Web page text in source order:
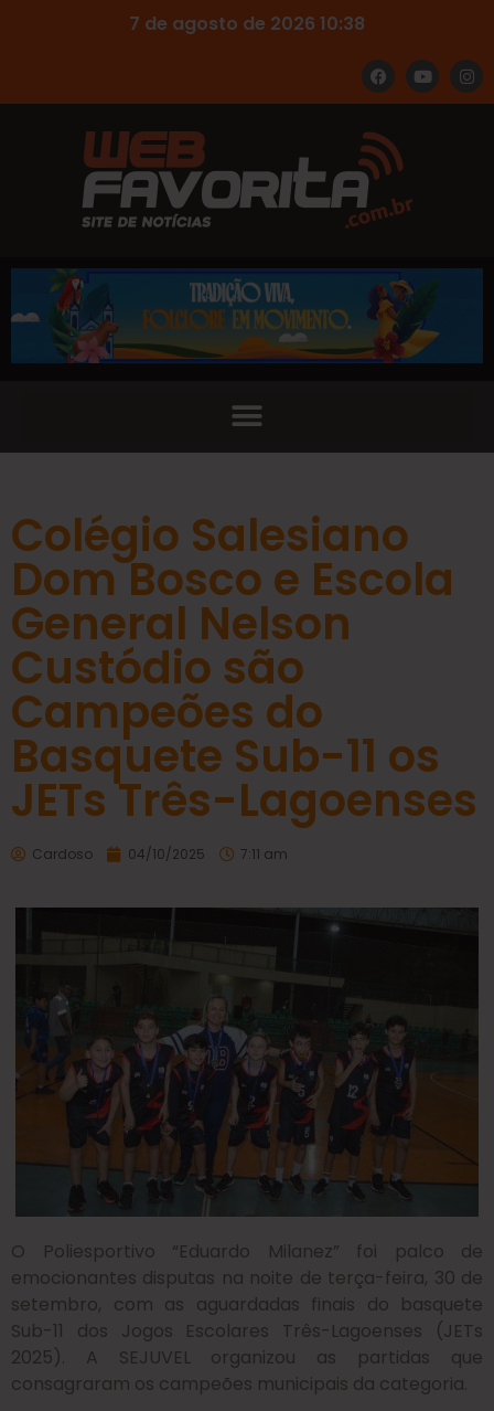
7 de agosto de 2026 10:38
Colégio Salesiano
Dom Bosco e Escola
General Nelson
Custódio são
Campeões do
Basquete Sub-11 os
JETs Três-Lagoenses
Cardoso 04/10/2025 7:11 am
O Poliesportivo “Eduardo Milanez” foi palco de
emocionantes disputas na noite de terça-feira, 30 de
setembro, com as aguardadas finais do basquete
Sub-11 dos Jogos Escolares Três-Lagoenses (JETs
2025). A SEJUVEL organizou as partidas que
consagraram os campeões municipais da categoria.